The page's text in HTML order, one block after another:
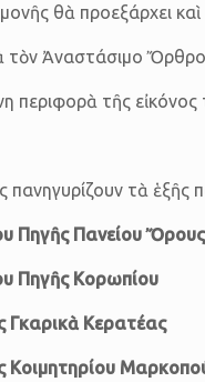
θὰ προεξάρχει
Ἀναστάσιμο Ὄρθρο
περιφορὰ τῆς εἰκόνος
τὰ ἑξῆς
Πηγῆς Πανείου Ὄρους
Πηγῆς Κορωπίου
Γκαρικὰ Κερατέας
Κοιμητηρίου